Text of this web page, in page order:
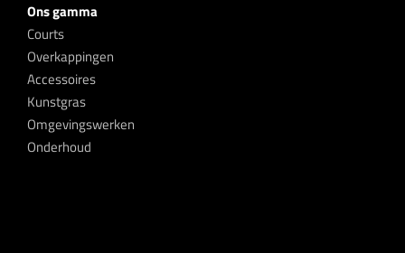
Ons gamma
Courts
Overkappingen
Accessoires
Kunstgras
Omgevingswerken
Onderhoud